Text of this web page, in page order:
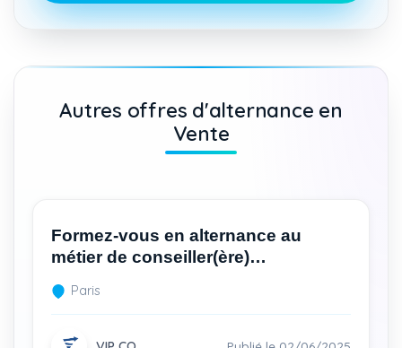
Autres offres d'alternance en
Vente
Formez-vous en alternance au
métier de conseiller(ère)
compétences Bac+3
Paris